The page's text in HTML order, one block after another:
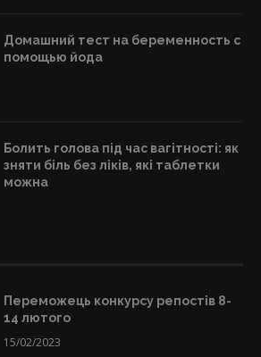
Домашний тест на беременность с
помощью йода
Болить голова під час вагітності: як
зняти біль без ліків, які таблетки
можна
Переможець конкурсу репостів 8-
14 лютого
15/02/2023